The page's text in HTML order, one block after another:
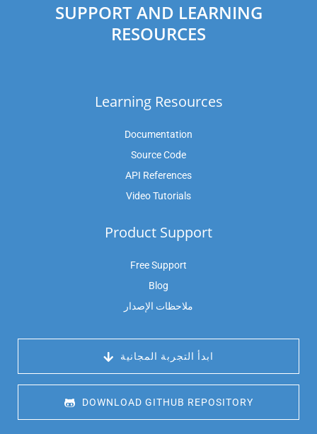
SUPPORT AND LEARNING
RESOURCES
Learning Resources
Documentation
Source Code
API References
Video Tutorials
Product Support
Free Support
Blog
ملاحظات الإصدار
ابدأ التجربة المجانية
DOWNLOAD GITHUB REPOSITORY